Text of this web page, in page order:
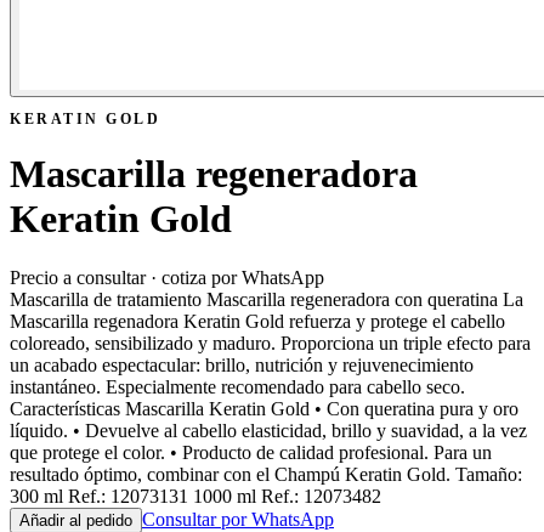
KERATIN GOLD
Mascarilla regeneradora
Keratin Gold
Precio a consultar · cotiza por WhatsApp
Mascarilla de tratamiento Mascarilla regeneradora con queratina La
Mascarilla regenadora Keratin Gold refuerza y protege el cabello
coloreado, sensibilizado y maduro. Proporciona un triple efecto para
un acabado espectacular: brillo, nutrición y rejuvenecimiento
instantáneo. Especialmente recomendado para cabello seco.
Características Mascarilla Keratin Gold • Con queratina pura y oro
líquido. • Devuelve al cabello elasticidad, brillo y suavidad, a la vez
que protege el color. • Producto de calidad profesional. Para un
resultado óptimo, combinar con el Champú Keratin Gold. Tamaño:
300 ml Ref.: 12073131 1000 ml Ref.: 12073482
Añadir al pedido Consultar por WhatsApp